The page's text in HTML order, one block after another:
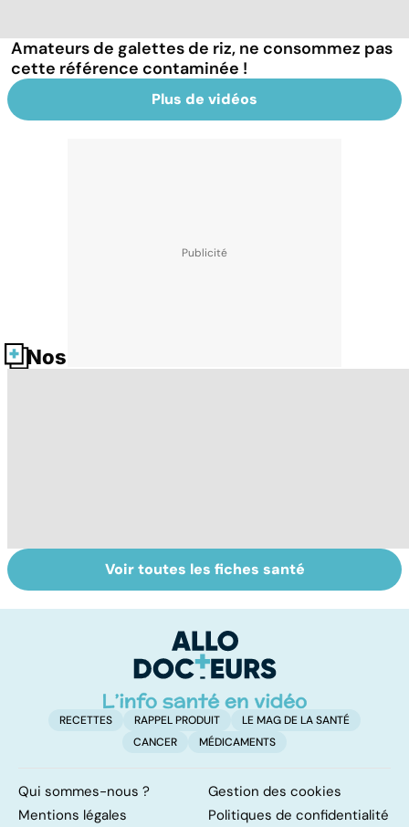
Amateurs de galettes de riz, ne consommez pas
cette référence contaminée !
Plus de vidéos
Nos fiches santé
Intoxications
alimentaires :
Tout savoir sur
les infections
Voir toutes les fiches santé
RECETTES RAPPEL PRODUIT
LE MAG DE LA SANTÉ
CANCER
MÉDICAMENTS
Qui sommes-nous ?
Gestion des cookies
Mentions légales
Politiques de confidentialité